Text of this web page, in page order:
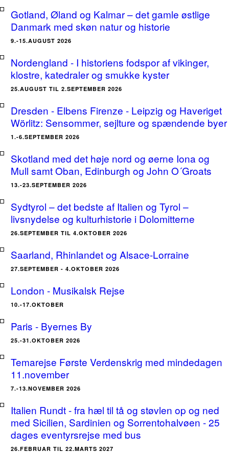
Gotland, Øland og Kalmar – det gamle østlige
Danmark med skøn natur og historie
9.-15.AUGUST 2026
Nordengland - I historiens fodspor af vikinger,
klostre, katedraler og smukke kyster
25.AUGUST TIL 2.SEPTEMBER 2026
Dresden - Elbens Firenze - Leipzig og Haveriget
Wörlitz: Sensommer, sejlture og spændende byer
1.-6.SEPTEMBER 2026
Skotland med det høje nord og øerne Iona og
Mull samt Oban, Edinburgh og John O´Groats
13.-23.SEPTEMBER 2026
Sydtyrol – det bedste af Italien og Tyrol –
livsnydelse og kulturhistorie i Dolomitterne
26.SEPTEMBER TIL 4.OKTOBER 2026
Saarland, Rhinlandet og Alsace-Lorraine
27.SEPTEMBER - 4.OKTOBER 2026
London - Musikalsk Rejse
10.-17.OKTOBER
Paris - Byernes By
25.-31.OKTOBER 2026
Temarejse Første Verdenskrig med mindedagen
11.november
7.-13.NOVEMBER 2026
Italien Rundt - fra hæl til tå og støvlen op og ned
med Sicilien, Sardinien og Sorrentohalvøen - 25
dages eventyrsrejse med bus
26.FEBRUAR TIL 22.MARTS 2027